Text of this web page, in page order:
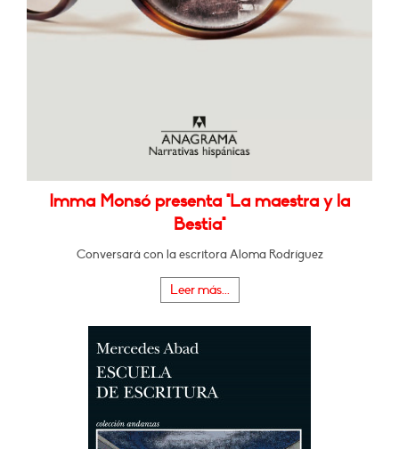
Imma Monsó presenta "La maestra y la
Bestia"
Conversará con la escritora Aloma Rodríguez
Leer más...